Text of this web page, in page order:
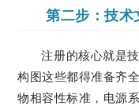
第二步：技术
注册的核心就是
构图这些都得准备齐
物相容性标准，电源